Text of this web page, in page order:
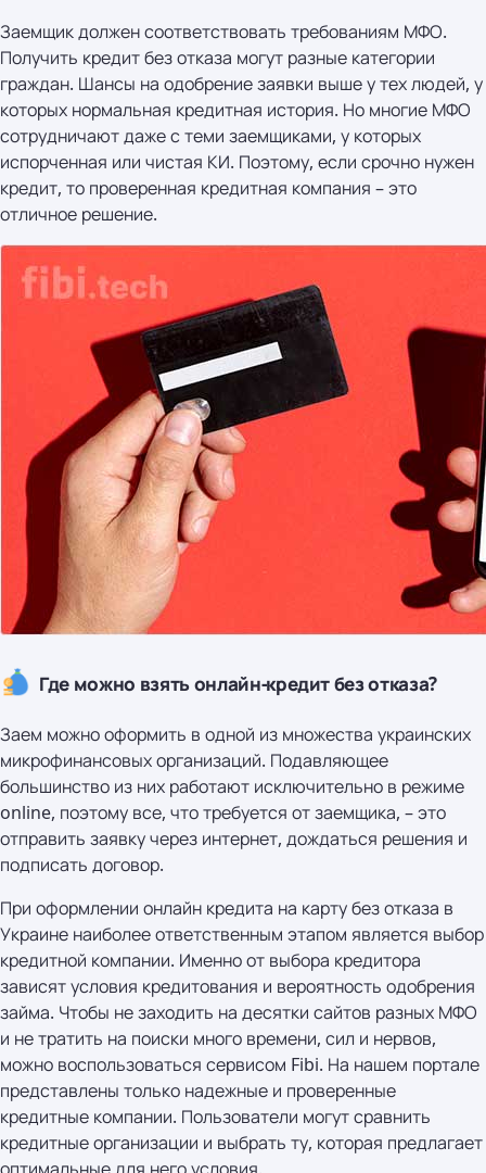
Заемщик должен соответствовать требованиям МФО.
Получить кредит без отказа могут разные категории
граждан. Шансы на одобрение заявки выше у тех людей, у
которых нормальная кредитная история. Но многие МФО
сотрудничают даже с теми заемщиками, у которых
испорченная или чистая КИ. Поэтому, если срочно нужен
кредит, то проверенная кредитная компания – это
отличное решение.
Где можно взять онлайн-кредит без отказа?
Заем можно оформить в одной из множества украинских
микрофинансовых организаций. Подавляющее
большинство из них работают исключительно в режиме
online, поэтому все, что требуется от заемщика, – это
отправить заявку через интернет, дождаться решения и
подписать договор.
При оформлении онлайн кредита на карту без отказа в
Украине наиболее ответственным этапом является выбор
кредитной компании. Именно от выбора кредитора
зависят условия кредитования и вероятность одобрения
займа. Чтобы не заходить на десятки сайтов разных МФО
и не тратить на поиски много времени, сил и нервов,
можно воспользоваться сервисом Fibi. На нашем портале
представлены только надежные и проверенные
кредитные компании. Пользователи могут сравнить
кредитные организации и выбрать ту, которая предлагает